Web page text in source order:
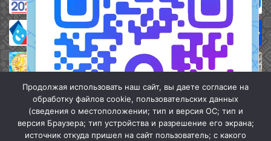
Продолжая использовать наш сайт, вы даете согласие на
обработку файлов cookie, пользовательских данных
(сведения о местоположении; тип и версия ОС; тип и
версия Браузера; тип устройства и разрешение его экрана;
источник откуда пришел на сайт пользователь; с какого